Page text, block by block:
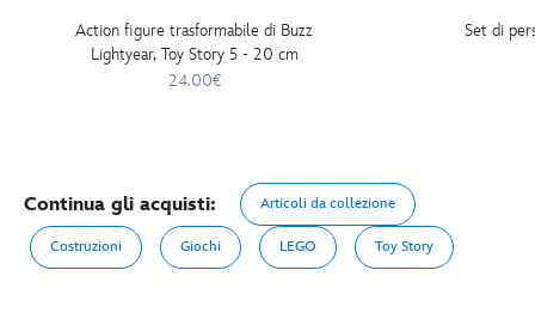
Action figure trasformabile di Buzz
Lightyear, Toy Story 5 - 20 cm
24.00€
Set di
Continua gli acquisti: Articoli da collezione
Costruzioni Giochi LEGO Toy Story